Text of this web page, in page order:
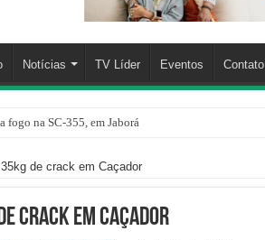
Notícias TV Líder Eventos Contato
fogo na SC-355, em Jaborá
de crack em Caçador
crack em Caçador